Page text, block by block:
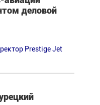
деловой
Prestige Jet